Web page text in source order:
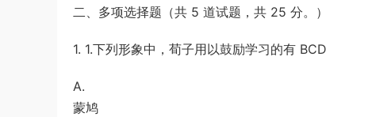
二、多项选择题（共 5 道试题，共 25 分。）
1. 1.下列形象中，荀子用以鼓励学习的有 BCD
A.
蒙鸠